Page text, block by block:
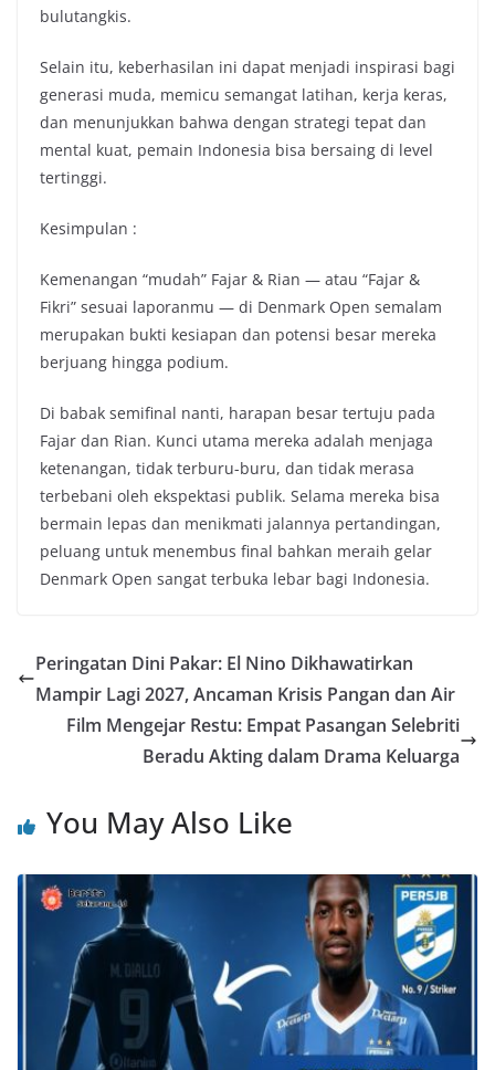
bulutangkis.
Selain itu, keberhasilan ini dapat menjadi inspirasi bagi
generasi muda, memicu semangat latihan, kerja keras,
dan menunjukkan bahwa dengan strategi tepat dan
mental kuat, pemain Indonesia bisa bersaing di level
tertinggi.
Kesimpulan :
Kemenangan “mudah” Fajar & Rian — atau “Fajar &
Fikri” sesuai laporanmu — di Denmark Open semalam
merupakan bukti kesiapan dan potensi besar mereka
berjuang hingga podium.
Di babak semifinal nanti, harapan besar tertuju pada
Fajar dan Rian. Kunci utama mereka adalah menjaga
ketenangan, tidak terburu-buru, dan tidak merasa
terbebani oleh ekspektasi publik. Selama mereka bisa
bermain lepas dan menikmati jalannya pertandingan,
peluang untuk menembus final bahkan meraih gelar
Denmark Open sangat terbuka lebar bagi Indonesia.
Peringatan Dini Pakar: El Nino Dikhawatirkan
Mampir Lagi 2027, Ancaman Krisis Pangan dan Air
Film Mengejar Restu: Empat Pasangan Selebriti
Beradu Akting dalam Drama Keluarga
You May Also Like